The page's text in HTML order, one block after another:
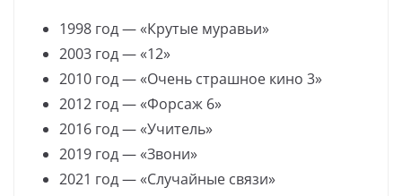
1998 год — «Крутые муравьи»
2003 год — «12»
2010 год — «Очень страшное кино 3»
2012 год — «Форсаж 6»
2016 год — «Учитель»
2019 год — «Звони»
2021 год — «Случайные связи»